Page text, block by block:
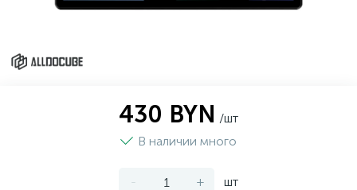
430 BYN /шт
В наличии много
- + шт